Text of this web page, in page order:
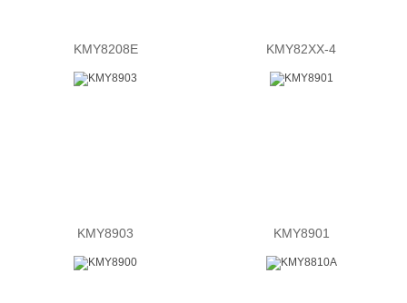
KMY8208E KMY82XX-4
KMY8903 KMY8901